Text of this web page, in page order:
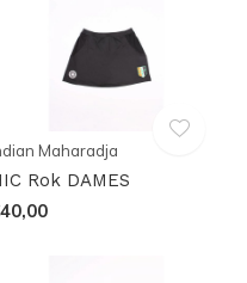
Maharadja
Rok DAMES